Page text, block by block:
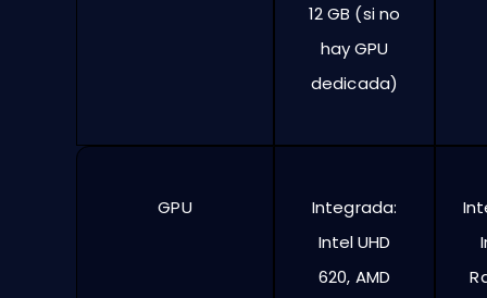
12 GB (si no
hay GPU
dedicada)
GPU
Integrada:
Intel UHD
620, AMD